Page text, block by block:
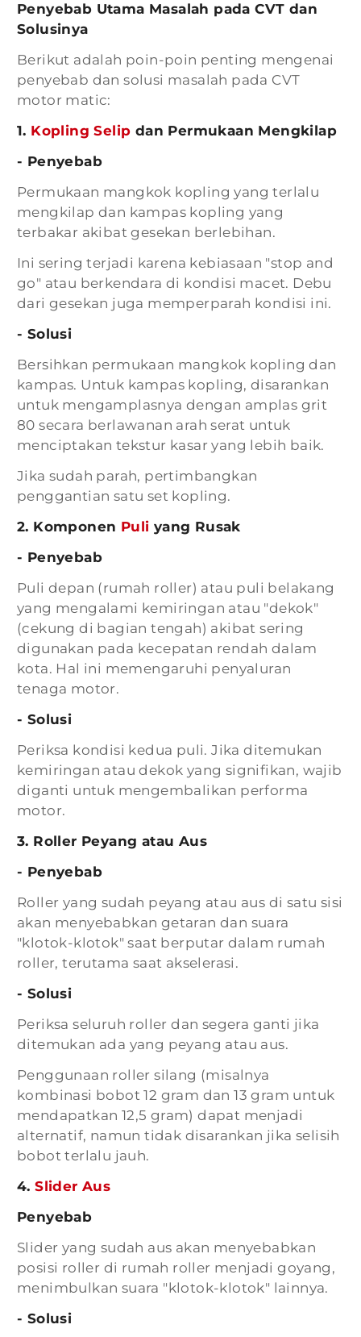
Penyebab Utama Masalah pada CVT dan
Solusinya
Berikut adalah poin-poin penting mengenai
penyebab dan solusi masalah pada CVT
motor matic:
1. Kopling Selip dan Permukaan Mengkilap
- Penyebab
Permukaan mangkok kopling yang terlalu
mengkilap dan kampas kopling yang
terbakar akibat gesekan berlebihan.
Ini sering terjadi karena kebiasaan "stop and
go" atau berkendara di kondisi macet. Debu
dari gesekan juga memperparah kondisi ini.
- Solusi
Bersihkan permukaan mangkok kopling dan
kampas. Untuk kampas kopling, disarankan
untuk mengamplasnya dengan amplas grit
80 secara berlawanan arah serat untuk
menciptakan tekstur kasar yang lebih baik.
Jika sudah parah, pertimbangkan
penggantian satu set kopling.
2. Komponen Puli yang Rusak
- Penyebab
Puli depan (rumah roller) atau puli belakang
yang mengalami kemiringan atau "dekok"
(cekung di bagian tengah) akibat sering
digunakan pada kecepatan rendah dalam
kota. Hal ini memengaruhi penyaluran
tenaga motor.
- Solusi
Periksa kondisi kedua puli. Jika ditemukan
kemiringan atau dekok yang signifikan, wajib
diganti untuk mengembalikan performa
motor.
3. Roller Peyang atau Aus
- Penyebab
Roller yang sudah peyang atau aus di satu sisi
akan menyebabkan getaran dan suara
"klotok-klotok" saat berputar dalam rumah
roller, terutama saat akselerasi.
- Solusi
Periksa seluruh roller dan segera ganti jika
ditemukan ada yang peyang atau aus.
Penggunaan roller silang (misalnya
kombinasi bobot 12 gram dan 13 gram untuk
mendapatkan 12,5 gram) dapat menjadi
alternatif, namun tidak disarankan jika selisih
bobot terlalu jauh.
4.Slider Aus
Penyebab
Slider yang sudah aus akan menyebabkan
posisi roller di rumah roller menjadi goyang,
menimbulkan suara "klotok-klotok" lainnya.
- Solusi